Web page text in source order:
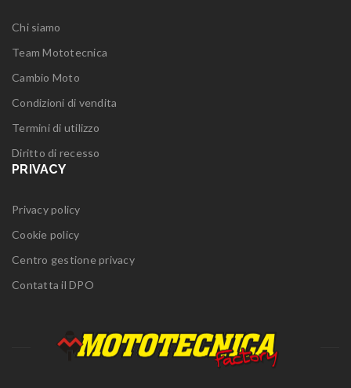
Chi siamo
Team Mototecnica
Cambio Moto
Condizioni di vendita
Termini di utilizzo
Diritto di recesso
PRIVACY
Privacy policy
Cookie policy
Centro gestione privacy
Contatta il DPO